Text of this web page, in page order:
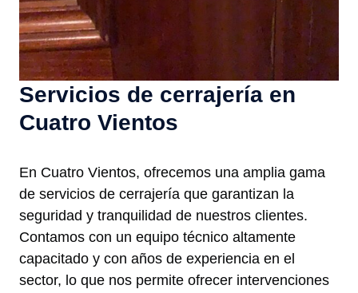
Servicios de cerrajería en
Cuatro Vientos
En Cuatro Vientos, ofrecemos una amplia gama
de servicios de cerrajería que garantizan la
seguridad y tranquilidad de nuestros clientes.
Contamos con un equipo técnico altamente
capacitado y con años de experiencia en el
sector, lo que nos permite ofrecer intervenciones